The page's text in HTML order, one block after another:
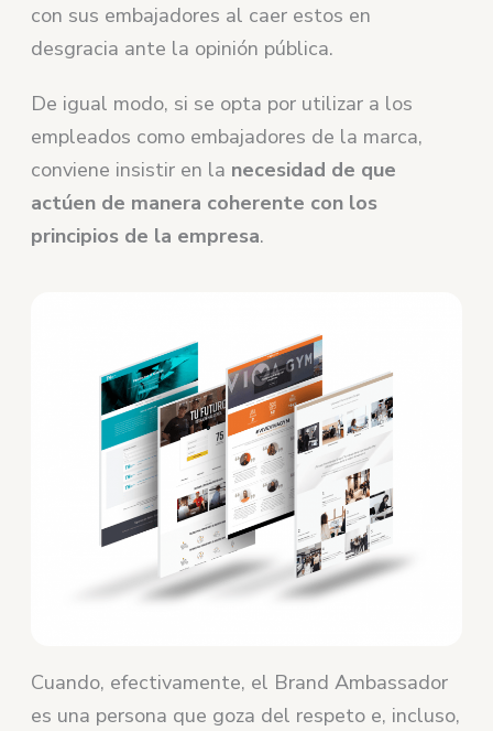
con sus embajadores al caer estos en
desgracia ante la opinión pública.
De igual modo, si se opta por utilizar a los
empleados como embajadores de la marca,
conviene insistir en la necesidad de que
actúen de manera coherente con los
principios de la empresa.
Cuando, efectivamente, el Brand Ambassador
es una persona que goza del respeto e, incluso,